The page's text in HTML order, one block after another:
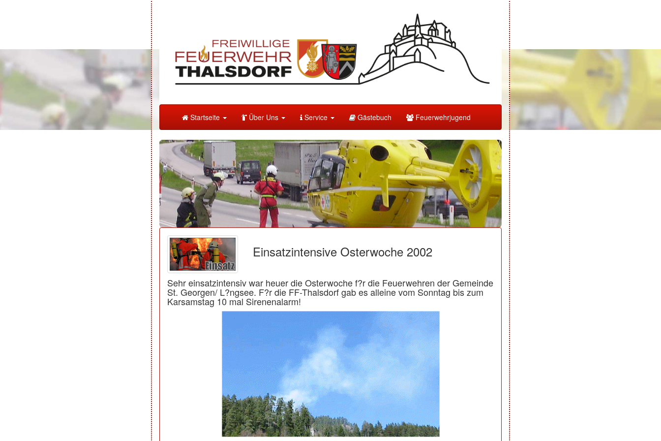
Startseite Über Uns Service Gästebuch Feuerwehrjugend
Einsatzintensive Osterwoche 2002
Sehr einsatzintensiv war heuer die Osterwoche f?r die Feuerwehren der Gemeinde
St. Georgen/ L?ngsee. F?r die FF-Thalsdorf gab es alleine vom Sonntag bis zum
Karsamstag 10 mal Sirenenalarm!